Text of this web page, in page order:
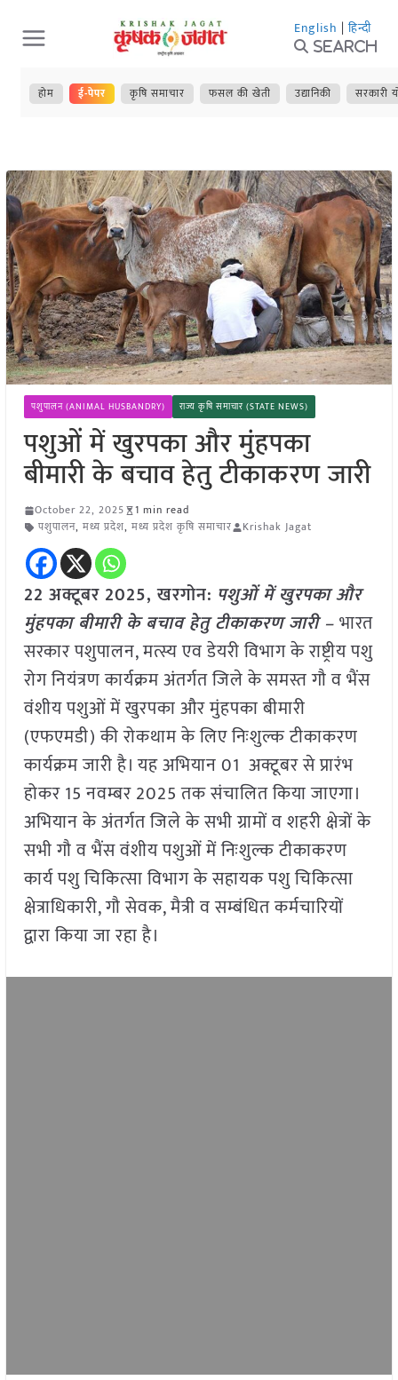
Skip
to
content
English | हिन्दी
Search
होम ई-पेपर कृषि समाचार फसल की खेती उद्यानिकी सरकारी
पशुपालन (ANIMAL HUSBANDRY) राज्य कृषि समाचार (STATE NEWS)
पशुओं में खुरपका और मुंहपका
बीमारी के बचाव हेतु टीकाकरण जारी
October 22, 2025
1 min read
पशुपालन, मध्य प्रदेश, मध्य प्रदेश कृषि समाचार Krishak Jagat
22 अक्टूबर 2025,खरगोन: पशुओं में खुरपका और
मुंहपका बीमारी के बचाव हेतु टीकाकरण जारी –भारत
सरकार पशुपालन, मत्स्य एव डेयरी विभाग के राष्ट्रीय पशु
रोग नियंत्रण कार्यक्रम अंतर्गत जिले के समस्त गौ व भैंस
वंशीय पशुओं में खुरपका और मुंहपका बीमारी
(एफएमडी) की रोकथाम के लिए निःशुल्क टीकाकरण
कार्यक्रम जारी है। यह अभियान 01 अक्टूबर से प्रारंभ
होकर 15 नवम्बर 2025 तक संचालित किया जाएगा।
अभियान के अंतर्गत जिले के सभी ग्रामों व शहरी क्षेत्रों के
सभी गौ व भैंस वंशीय पशुओं में निःशुल्क टीकाकरण
कार्य पशु चिकित्सा विभाग के सहायक पशु चिकित्सा
क्षेत्राधिकारी, गौ सेवक, मैत्री व सम्बंधित कर्मचारियों
द्वारा किया जा रहा है।